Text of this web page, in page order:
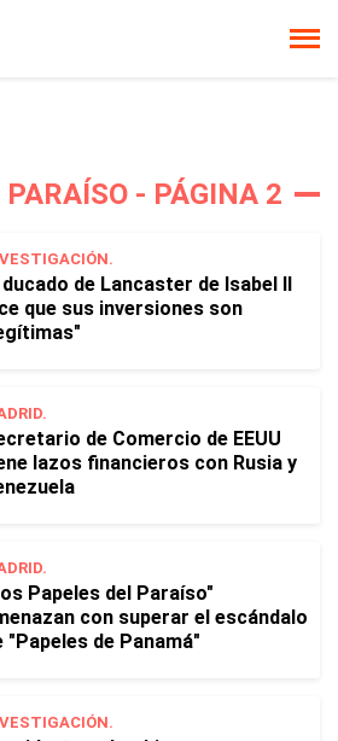
- PÁGINA 2
ducado de Lancaster de Isabel II
que sus inversiones son
de Comercio de EEUU
lazos financieros con Rusia y
Papeles del Paraíso"
con superar el escándalo
"Papeles de Panamá"